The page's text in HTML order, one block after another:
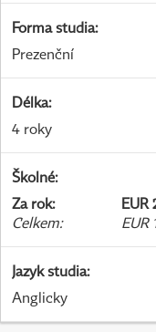
Forma studia:
Prezenční
Délka:
4 roky
Školné:
Za rok:
EUR
Celkem: EUR
Jazyk studia:
Anglicky